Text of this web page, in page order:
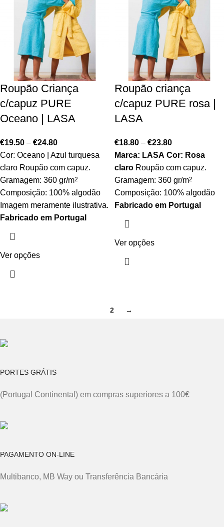
Roupão Criança
c/capuz PURE
Oceano | LASA
€19.50 – €24.80
Cor: Oceano | Azul turquesa
claro Roupão com capuz.
Gramagem: 360 gr/m2
Composição: 100% algodão
Imagem meramente ilustrativa.
Fabricado em Portugal
Ver opções
Roupão criança
c/capuz PURE rosa |
LASA
€18.80 – €23.80
Marca: LASA Cor: Rosa
claro Roupão com capuz.
Gramagem: 360 gr/m2
Composição: 100% algodão
Fabricado em Portugal
Ver opções
2 →
PORTES GRÁTIS
(Portugal Continental) em compras superiores a 100€
PAGAMENTO ON-LINE
Multibanco, MB Way ou Transferência Bancária